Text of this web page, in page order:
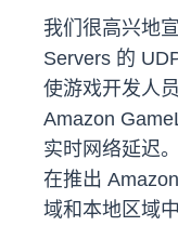
我们很高兴地
Servers 的
使游戏开发人
Amazon
实时网络延迟
在推出
域和本地区域